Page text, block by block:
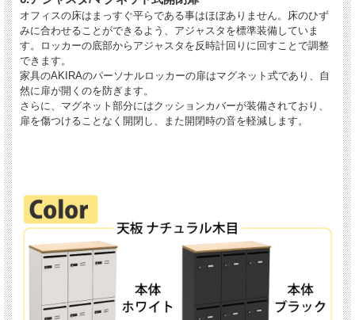
オフィスの床はまっすぐ平らである事はほぼありません。床のひず
みに合わせることができるよう、アジャスタを標準装備していま
す。ロッカーの底部からアジャスタを反時計回りに回すことで調整
できます。
家具のAKIRAのパーソナルロッカーの扉はマグネット式であり、自
然に扉が開くのを防ぎます。
さらに、マグネット部分にはクッションカバーが装備されており、
扉を傷つけることなく開閉し、また開閉時の音を軽減します。